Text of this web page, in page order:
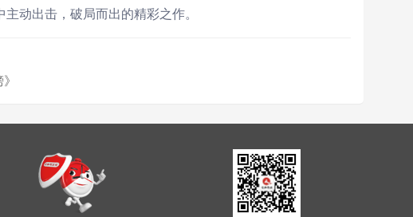
动出击，破局而出的精彩之作。